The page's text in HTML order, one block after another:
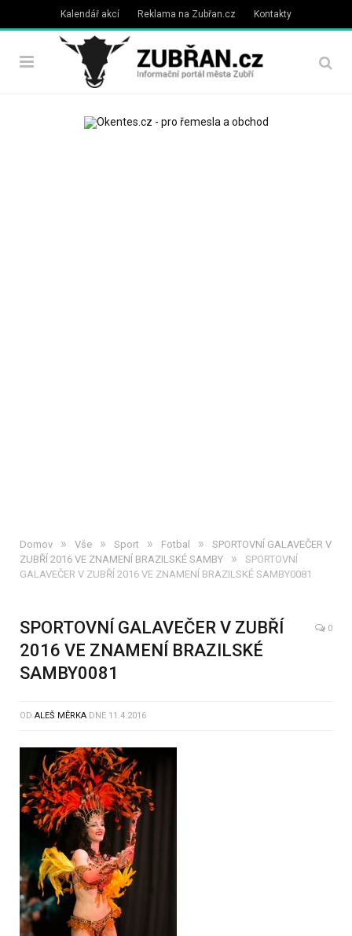
Kalendář akcí Reklama na Zubřan.cz Kontakty
Domov » Vše » Sport » Fotbal »
SPORTOVNÍ GALAVEČER V
ZUBŘÍ 2016 VE ZNAMENÍ BRAZILSKÉ SAMBY
»
SPORTOVNÍ
GALAVEČER V ZUBŘÍ 2016 VE ZNAMENÍ BRAZILSKÉ SAMBY0081
SPORTOVNÍ GALAVEČER V ZUBŘÍ
2016 VE ZNAMENÍ BRAZILSKÉ
SAMBY0081
0
OD ALEŠ MĚRKA DNE 11.4.2016